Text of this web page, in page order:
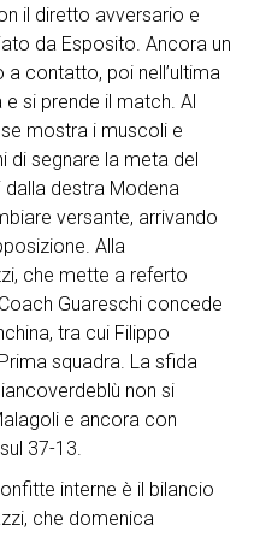
il diretto avversario e
da Esposito. Ancora un
contatto, poi nell’ultima
si prende il match. Al
mostra i muscoli e
di segnare la meta del
dalla destra Modena
versante, arrivando
Alla
che mette a referto
Guareschi concede
tra cui Filippo
squadra. La sfida
non si
e ancora con
37-13.
interne è il bilancio
che domenica